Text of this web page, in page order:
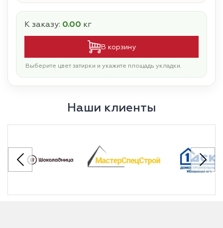
К заказу: 0.00 кг
В корзину
Выберите цвет затирки и укажите площадь укладки.
Наши клиенты